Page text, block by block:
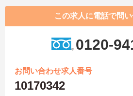
この求人に電話で問
0120-
お問い合わせ求人番号
10170342